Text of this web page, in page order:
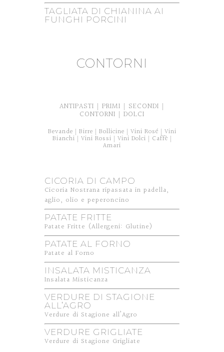
TAGLIATA DI CHIANINA AI
FUNGHI PORCINI
CONTORNI
ANTIPASTI | PRIMI | SECONDI |
CONTORNI | DOLCI
Bevande | Birre | Bollicine | Vini Rosé | Vini
Bianchi | Vini Rossi | Vini Dolci | Caffè |
Amari
CICORIA DI CAMPO
Cicoria Nostrana ripassata in padella,
aglio, olio e peperoncino
PATATE FRITTE
Patate Fritte (Allergeni: Glutine)
PATATE AL FORNO
Patate al Forno
INSALATA MISTICANZA
Insalata Misticanza
VERDURE DI STAGIONE
ALL’AGRO
Verdure di Stagione all’Agro
VERDURE GRIGLIATE
Verdure di Stagione Grigliate